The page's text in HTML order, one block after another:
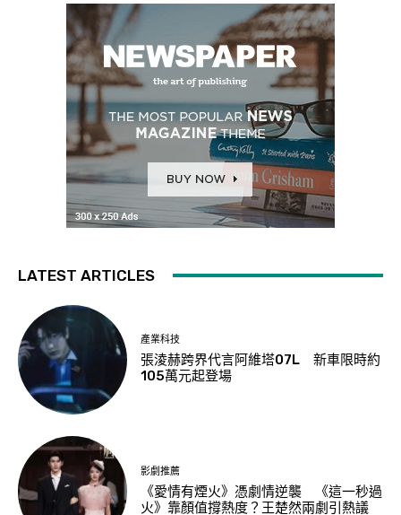
LATEST ARTICLES
產業科技
張淩赫跨界代言阿維塔07L 新車限時約
105萬元起登場
影劇推薦
《愛情有煙火》憑劇情逆襲 《這一秒過
火》靠顏值撐熱度？王楚然兩劇引熱議